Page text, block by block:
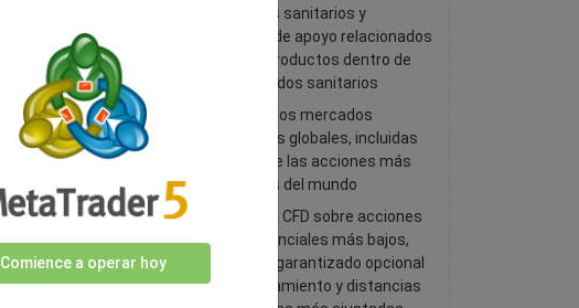
productos sanitarios y
servicios de apoyo relacionados
con sus productos dentro de
los mercados sanitarios
Accede a los mercados
financieros globales, incluidas
algunas de las acciones más
conocidas del mundo
Opera con CFD sobre acciones
con diferenciales más bajos,
stop loss garantizado opcional
sin deslizamiento y distancias
Comience a operar hoy